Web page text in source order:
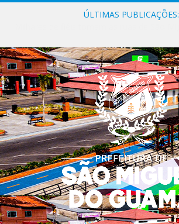
ÚLTIMAS PUBLICAÇÕES: